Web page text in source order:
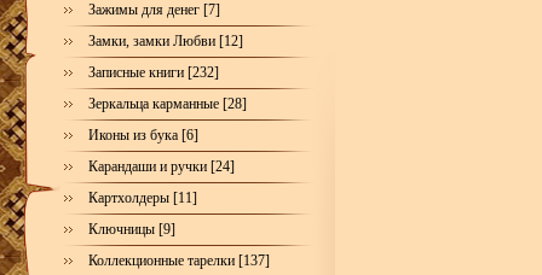
Зажимы для денег [7]
Замки, замки Любви [12]
Записные книги [232]
Зеркальца карманные [28]
Иконы из бука [6]
Карандаши и ручки [24]
Картхолдеры [11]
Ключницы [9]
Коллекционные тарелки [137]